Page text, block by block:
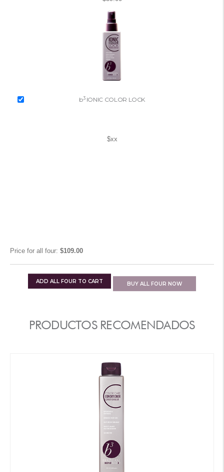
b3IONIC COLOR LOCK
$xx
Price for all four: $109.00
ADD ALL FOUR TO CART BUY ALL FOUR NOW
PRODUCTOS RECOMENDADOS